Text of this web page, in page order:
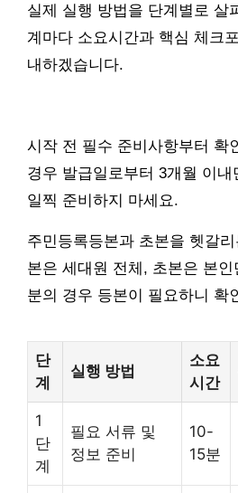
실제 실행 방법을 단계별로 살
계마다 소요시간과 핵심 체크
내하겠습니다.
시작 전 필수 준비사항부터 확
경우 발급일로부터 3개월 이
일찍 준비하지 마세요.
주민등록등본과 초본을 헷갈
본은 세대원 전체, 초본은 본
분의 경우 등본이 필요하니 확
단
계
실행 방법
소요
시간
1
단
계
필요 서류 및
정보 준비
10-
15분